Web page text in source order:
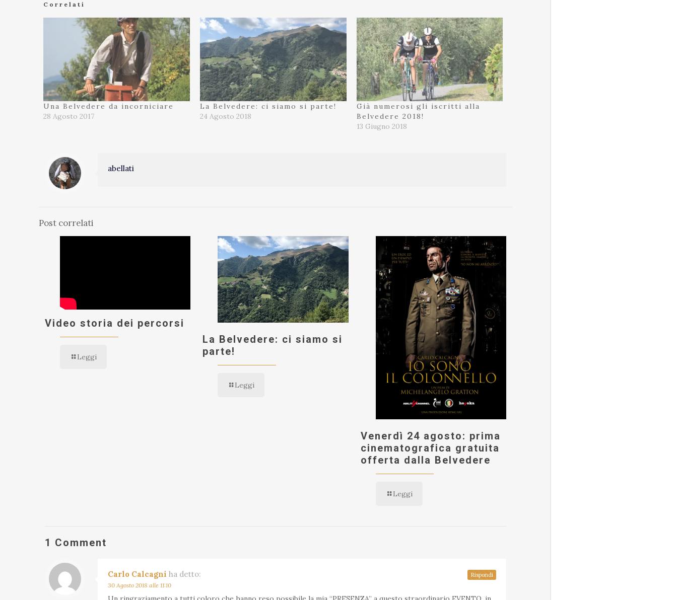
Correlati
Una Belvedere da incorniciare
28 Agosto 2017
La Belvedere: ci siamo si parte!
24 Agosto 2018
Già numerosi gli iscritti alla
Belvedere 2018!
13 Giugno 2018
abellati
Post correlati
Video storia dei percorsi
Leggi
La Belvedere: ci siamo si
parte!
Leggi
Venerdì 24 agosto: prima
cinematografica gratuita
offerta dalla Belvedere
Leggi
1 Comment
Carlo Calcagni ha detto:
30 Agosto 2018 alle 11:10
Rispondi